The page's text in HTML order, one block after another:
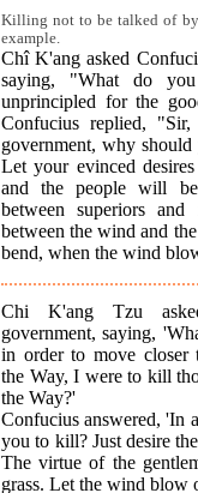
Killing not to be talked of
example.
Chî K'ang asked
saying, "What do
unprincipled for the
Confucius replied,
government, why
Let your evinced
and the people will
between superiors
between the wind and
bend, when the wind
Chi K'ang Tzu
government, saying,
in order to move closer
the Way, I were to kill
the Way?'
Confucius answered, 'In
you to kill? Just desire
The virtue of the
grass. Let the wind blow